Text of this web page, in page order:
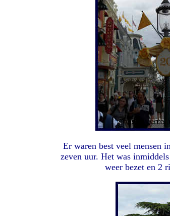
Er waren best veel mensen
zeven uur. Het was
weer bezet en 2